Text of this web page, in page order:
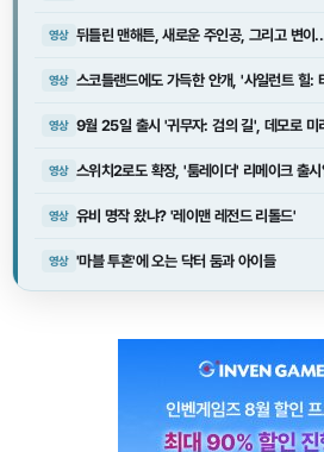
영상 뒤틀린 맨해튼, 새로운 주인공, 그리고 변이
영상 스코틀랜드에도 가득한 안개, '사일런트 힐:
영상 9월 25일 출시 '귀무자: 검의 길', 데모로 미
영상 스위치2로도 확장, '툼레이더' 리메이크 출
영상 유비 명작 왔냐? '레이맨 레전드 리톨드'
영상 '마블 투혼'에 오는 닥터 둠과 아이들